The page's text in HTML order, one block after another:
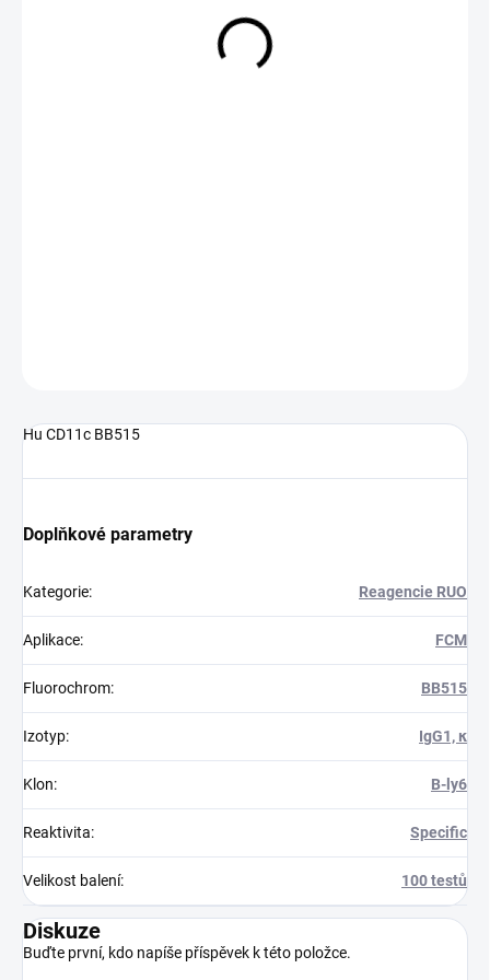
Hu CD11c BB515
Doplňkové parametry
Kategorie: Reagencie RUO
Aplikace: FCM
Fluorochrom: BB515
Izotyp: IgG1, κ
Klon: B-ly6
Reaktivita: Specific
Velikost balení: 100 testů
Diskuze
Buďte první, kdo napíše příspěvek k této položce.